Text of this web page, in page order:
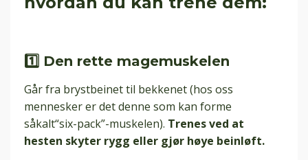
1️⃣ Den rette magemuskelen
Går fra brystbeinet til bekkenet (hos oss
mennesker er detdenne som kan forme
såkalt“six-pack”-muskelen). Trenes ved at
hesten skyter rygg eller gjør høye beinløft.